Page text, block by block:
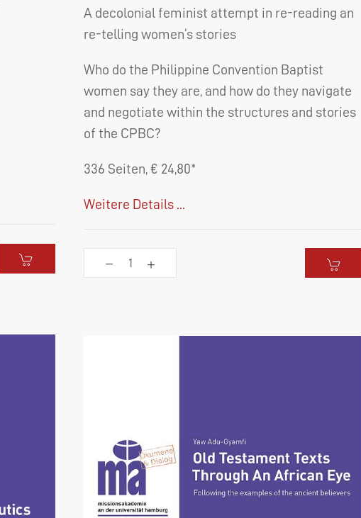
A decolonial feminist attempt in re-reading an
re-telling women‘s stories
Who do the Philippine Convention Baptist
women say they are, and how do they navigate
and negotiate within the structures and stories
of the CPBC?
336 Seiten, € 24,80*
Weitere Details ...